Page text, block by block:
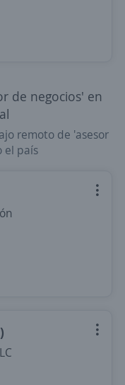
de negocios' en
remoto de 'asesor
el país